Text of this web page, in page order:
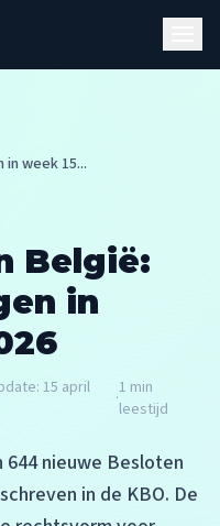
in week 15...
België:
in
15 april
·1 min
leestijd
644 nieuwe Besloten
in de KBO. De